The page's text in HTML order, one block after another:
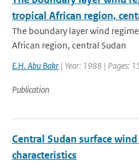
tropical African region,
The boundary layer wind
African region, central Sudan
E.H. Abu Bakr | Year: 1988 | Pages:
Publication
Central Sudan surface
characteristics